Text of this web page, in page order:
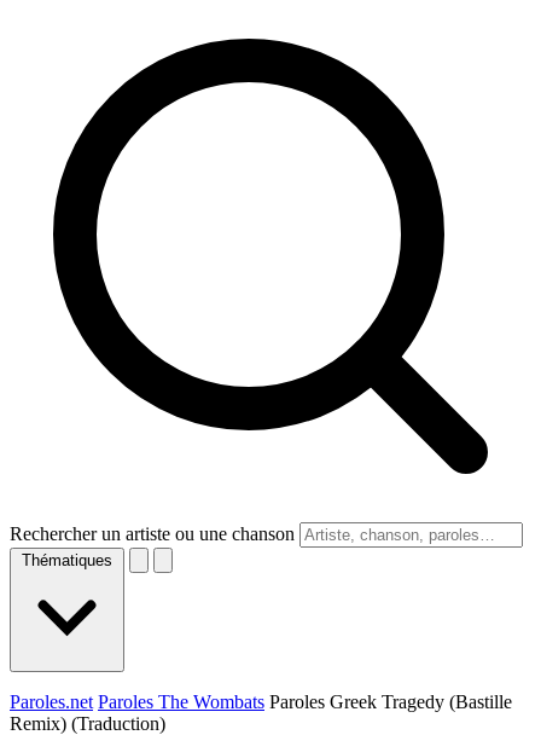
Rechercher un artiste ou une chanson
Thématiques
Paroles.net Paroles The Wombats Paroles Greek Tragedy (Bastille
Remix) (Traduction)